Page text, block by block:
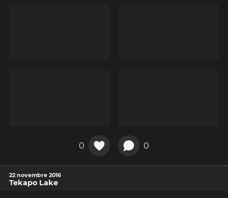
0 0
22 novembre 2016
Tekapo Lake